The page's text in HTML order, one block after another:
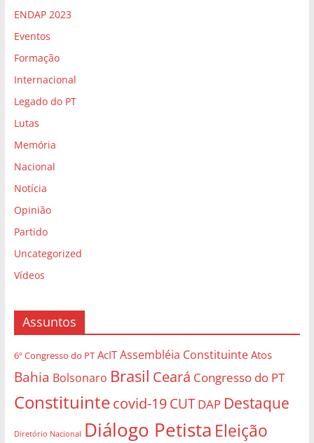
ENDAP 2023
Eventos
Formação
Internacional
Legado do PT
Lutas
Memória
Nacional
Notícia
Opinião
Partido
Uncategorized
Vídeos
Assuntos
6º Congresso do PT AcIT Assembléia Constituinte Atos
Bahia Bolsonaro Brasil Ceará Congresso do PT
Constituintecovid-19CUT DAP Destaque
Diretório Nacional Diálogo Petista Eleição